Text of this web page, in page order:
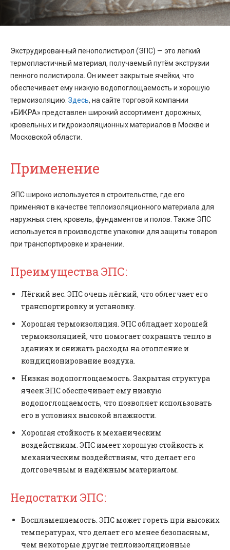
Экструдированный пенополистирол (ЭПС) — это лёгкий
термопластичный материал, получаемый путём экструзии
пенного полистирола. Он имеет закрытые ячейки, что
обеспечивает ему низкую водопоглощаемость и хорошую
термоизоляцию. Здесь, на сайте торговой компании
«БИКРА» представлен широкий ассортимент дорожных,
кровельных и гидроизоляционных материалов в Москве и
Московской области.
Применение
ЭПС широко используется в строительстве, где его
применяют в качестве теплоизоляционного материала для
наружных стен, кровель, фундаментов и полов. Также ЭПС
используется в производстве упаковки для защиты товаров
при транспортировке и хранении.
Преимущества ЭПС:
Лёгкий вес. ЭПС очень лёгкий, что облегчает его
транспортировку и установку.
Хорошая термоизоляция. ЭПС обладает хорошей
термоизоляцией, что помогает сохранять тепло в
зданиях и снижать расходы на отопление и
кондиционирование воздуха.
Низкая водопоглощаемость. Закрытая структура
ячеек ЭПС обеспечивает ему низкую
водопоглощаемость, что позволяет использовать
его в условиях высокой влажности.
Хорошая стойкость к механическим
воздействиям. ЭПС имеет хорошую стойкость к
механическим воздействиям, что делает его
долговечным и надёжным материалом.
Недостатки ЭПС:
Воспламеняемость. ЭПС может гореть при высоких
температурах, что делает его менее безопасным,
чем некоторые другие теплоизоляционные